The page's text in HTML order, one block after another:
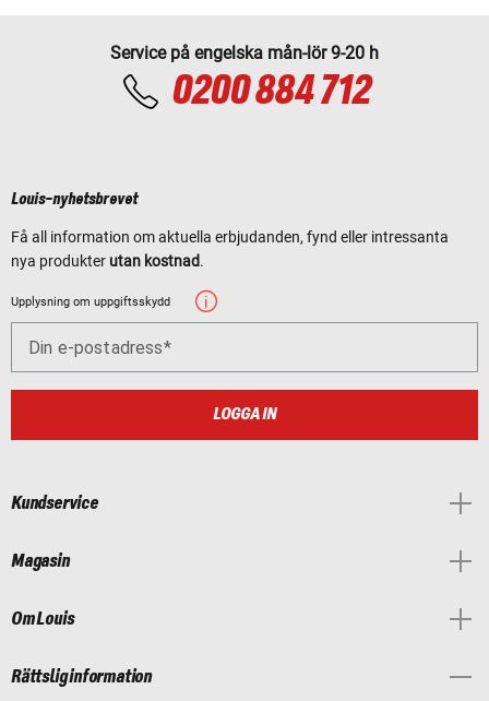
Service på engelska mån-lör 9-20 h
0200 884 712
Louis-nyhetsbrevet
Få all information om aktuella erbjudanden, fynd eller intressanta
nya produkter utan kostnad.
Upplysning om uppgiftsskydd
Din e-postadress
LOGGA IN
Kundservice
Magasin
Om Louis
Rättslig information